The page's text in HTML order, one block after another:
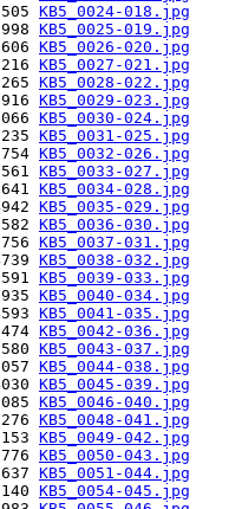
KB5_0024-018.jpg
KB5_0025-019.jpg
KB5_0026-020.jpg
KB5_0027-021.jpg
KB5_0028-022.jpg
KB5_0029-023.jpg
KB5_0030-024.jpg
KB5_0031-025.jpg
KB5_0032-026.jpg
KB5_0033-027.jpg
KB5_0034-028.jpg
KB5_0035-029.jpg
KB5_0036-030.jpg
KB5_0037-031.jpg
KB5_0038-032.jpg
KB5_0039-033.jpg
KB5_0040-034.jpg
KB5_0041-035.jpg
KB5_0042-036.jpg
KB5_0043-037.jpg
KB5_0044-038.jpg
KB5_0045-039.jpg
KB5_0046-040.jpg
KB5_0048-041.jpg
KB5_0049-042.jpg
KB5_0050-043.jpg
KB5_0051-044.jpg
KB5_0054-045.jpg